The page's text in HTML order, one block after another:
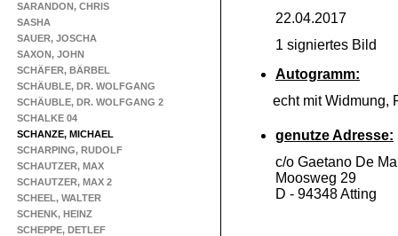
SARANDON, CHRIS
SASHA
SAUER, JOSCHA
SAXON, JOHN
SCHÄFER, BÄRBEL
SCHÄUBLE, DR. WOLFGANG
SCHÄUBLE, DR. WOLFGANG 2
SCHALKE 04
SCHANZE, MICHAEL
SCHARPING, RUDOLF
SCHAUTZER, MAX
SCHAUTZER, MAX 2
SCHEEL, WALTER
SCHENK, HEINZ
SCHEPPE, DETLEF
22.04.2017
1 signiertes Bild
Autogramm:
echt mit Widmung,
genutze Adresse:
c/o Gaetano De
Moosweg 29
D - 94348 Atting